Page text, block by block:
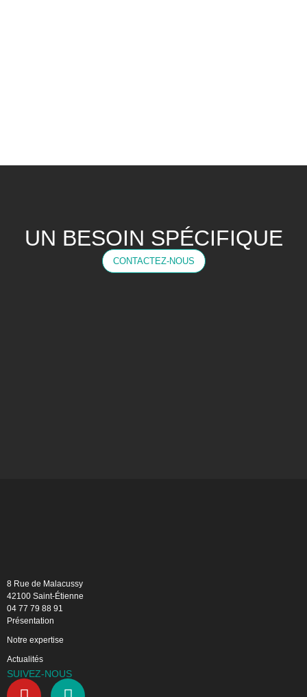
UN BESOIN SPÉCIFIQUE
CONTACTEZ-NOUS
8 Rue de Malacussy
42100 Saint-Étienne
04 77 79 88 91
Présentation
Notre expertise
Actualités
SUIVEZ-NOUS